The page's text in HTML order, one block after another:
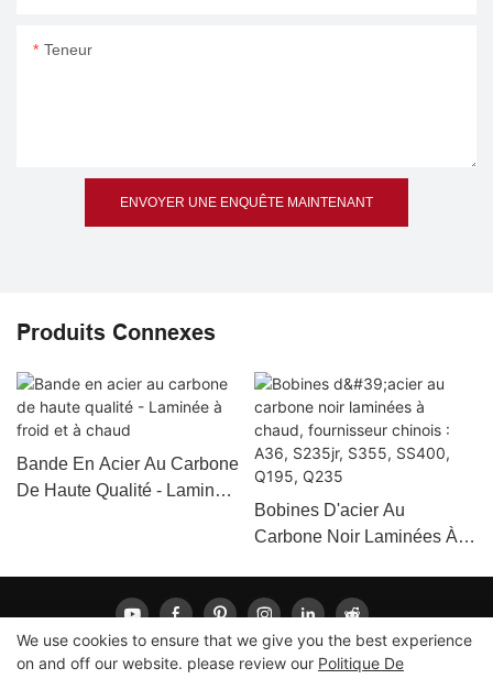
Teneur
ENVOYER UNE ENQUÊTE MAINTENANT
Produits Connexes
Bande En Acier Au Carbone
De Haute Qualité - Laminée
Bobines D'acier Au
Carbone Noir Laminées À
SS400, Q195, Q235
We use cookies to ensure that we give you the best experience
on and off our website. please review our Politique De